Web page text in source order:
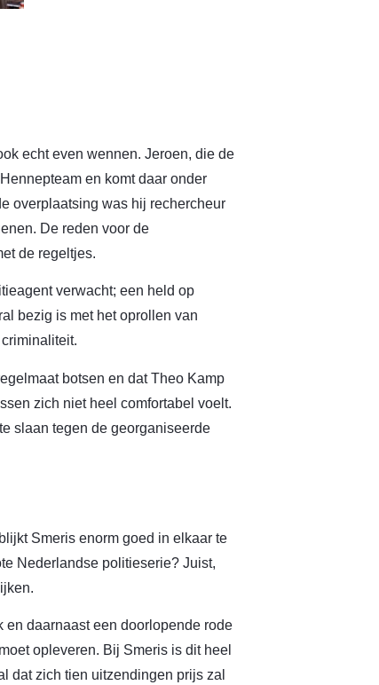
echt even wennen. Jeroen, die de
en komt daar onder
overplaatsing was hij rechercheur
De reden voor de
de regeltjes.
verwacht; een held op
bezig is met het oprollen van
botsen en dat Theo Kamp
zich niet heel comfortabel voelt.
slaan tegen de georganiseerde
Smeris enorm goed in elkaar te
Nederlandse politieserie? Juist,
en daarnaast een doorlopende rode
opleveren. Bij Smeris is dit heel
dat zich tien uitzendingen prijs zal